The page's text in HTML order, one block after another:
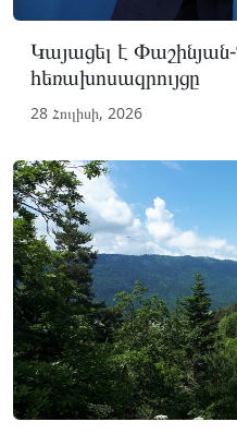
Կայացել է
հեռախոսազրույցը
28 Հուլիսի, 2026